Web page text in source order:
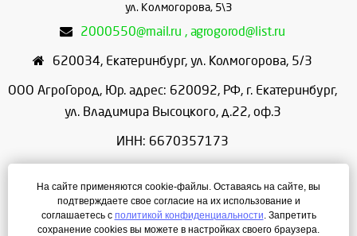
ул. Колмогорова, 5\3
2000550@mail.ru , agrogorod@list.ru
620034, Екатеринбург, ул. Колмогорова, 5/3
ООО АгроГород, Юр. адрес: 620092, РФ, г. Екатеринбург,
ул. Владимира Высоцкого, д.22, оф.3
ИНН: 6670357173
ОГРН: 1156658086166
Режим работы: с 9:00 до 18:00
На сайте применяются cookie-файлы. Оставаясь на сайте, вы
подтверждаете свое согласие на их использование и
соглашаетесь с политикой конфиденциальности. Запретить
сохранение cookies вы можете в настройках своего браузера.